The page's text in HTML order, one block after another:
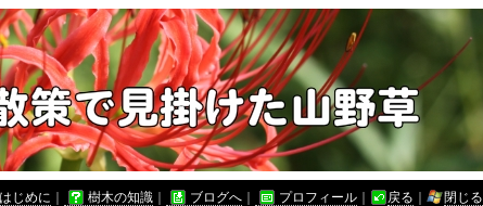
はじめに 樹木の知識 ブログへ プロフィール 戻る 閉じる